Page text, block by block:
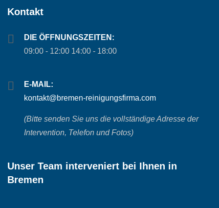
Kontakt
DIE ÖFFNUNGSZEITEN:
09:00 - 12:00 14:00 - 18:00
E-MAIL:
kontakt@bremen-reinigungsfirma.com
(Bitte senden Sie uns die vollständige Adresse der
Intervention, Telefon und Fotos)
Unser Team interveniert bei Ihnen in
Bremen